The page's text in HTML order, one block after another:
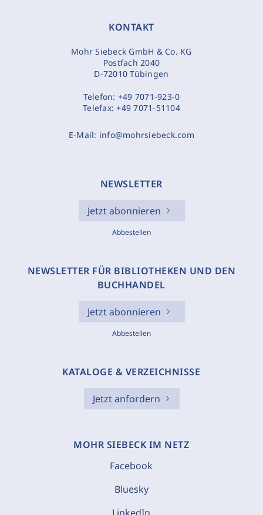
KONTAKT
Mohr Siebeck GmbH & Co. KG
Postfach 2040
D-72010 Tübingen
Telefon: +49 7071-923-0
Telefax:+49 7071-51104
E-Mail: info@mohrsiebeck.com
NEWSLETTER
Jetzt abonnieren
Abbestellen
NEWSLETTER FÜR BIBLIOTHEKEN UND DEN
BUCHHANDEL
Jetzt abonnieren
Abbestellen
KATALOGE & VERZEICHNISSE
Jetzt anfordern
MOHR SIEBECK IM NETZ
Facebook
Bluesky